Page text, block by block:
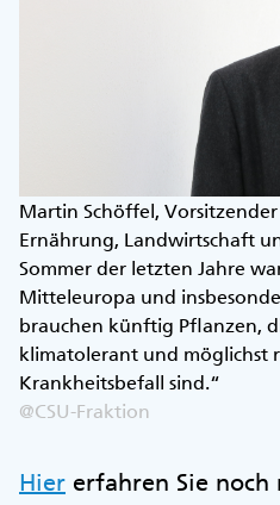
Martin Schöffel,
Ernährung, Landwirtschaft
Sommer der letzten Jahre
Mitteleuropa und
brauchen künftig Pflanzen,
klimatolerant und möglichst
Krankheitsbefall sind.“
@CSU-Fraktion
Hier erfahren Sie noch